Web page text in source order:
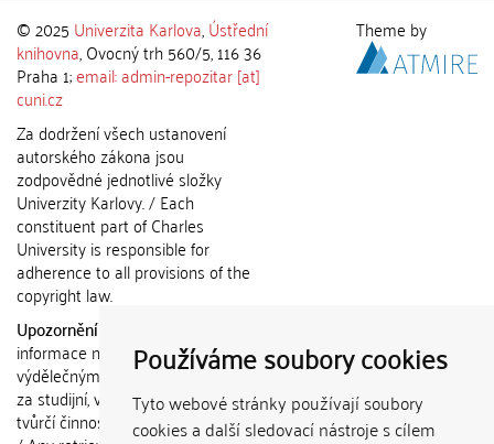
Používáme soubory cookies
Tyto webové stránky používají soubory
cookies a další sledovací nástroje s cílem
© 2025 Univerzita Karlova,Ústřední
knihovna, Ovocný trh 560/5, 116 36
Praha 1;email: admin-repozitar [at]
cuni.cz
Za dodržení všech ustanovení
autorského zákona jsou
zodpovědné jednotlivé složky
Univerzity Karlovy. / Each
constituent part of Charles
University is responsible for
adherence to all provisions of the
copyright law.
Upozornění / Notice:
informace nemohou být použity k
výdělečným účelům nebo vydávány
za studijní, vědeckou nebo jinou
tvůrčí činnost jiné osoby než autora.
Theme by